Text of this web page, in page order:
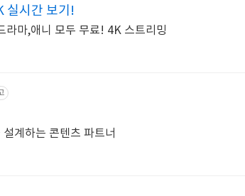
실시간 보기!
라마,애니 모두 무료! 4K 스트리밍
계하는 콘텐츠 파트너